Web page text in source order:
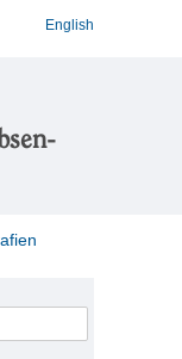
English